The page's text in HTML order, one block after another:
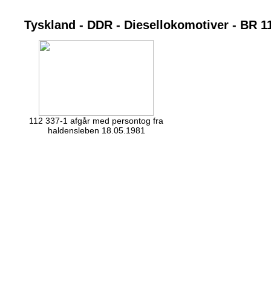
Tyskland - DDR - Diesellokomotiver - BR
112 337-1 afgår med persontog fra
haldensleben 18.05.1981